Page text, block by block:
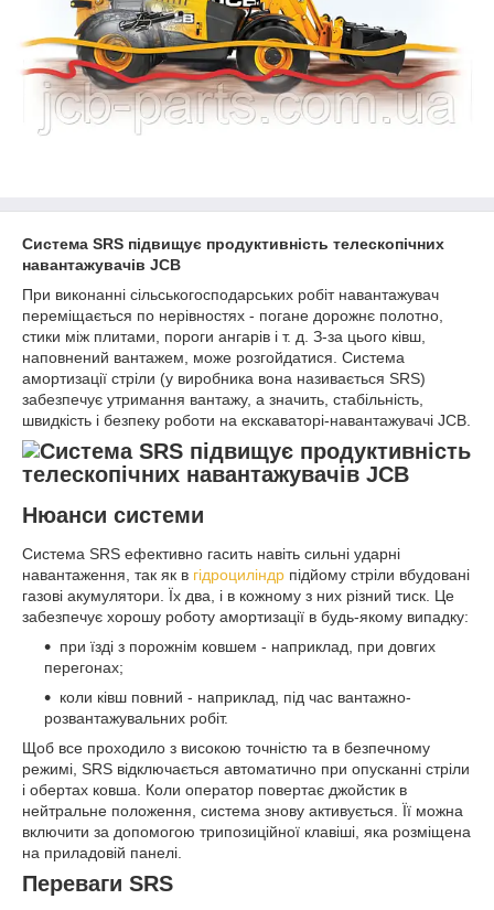
Система SRS підвищує продуктивність телескопічних
навантажувачів JCB
При виконанні сільськогосподарських робіт навантажувач
переміщається по нерівностях - погане дорожнє полотно,
стики між плитами, пороги ангарів і т. д. З-за цього ківш,
наповнений вантажем, може розгойдатися. Система
амортизації стріли (у виробника вона називається SRS)
забезпечує утримання вантажу, а значить, стабільність,
швидкість і безпеку роботи на екскаваторі-навантажувачі JCB.
Нюанси системи
Система SRS ефективно гасить навіть сильні ударні
навантаження, так як в гідроциліндр підйому стріли вбудовані
газові акумулятори. Їх два, і в кожному з них різний тиск. Це
забезпечує хорошу роботу амортизації в будь-якому випадку:
при їзді з порожнім ковшем - наприклад, при довгих
перегонах;
коли ківш повний - наприклад, під час вантажно-
розвантажувальних робіт.
Щоб все проходило з високою точністю та в безпечному
режимі, SRS відключається автоматично при опусканні стріли
і обертах ковша. Коли оператор повертає джойстик в
нейтральне положення, система знову активується. Її можна
включити за допомогою трипозиційної клавіші, яка розміщена
на приладовій панелі.
Переваги SRS